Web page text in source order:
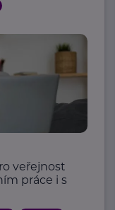
veřejnost
práce i s